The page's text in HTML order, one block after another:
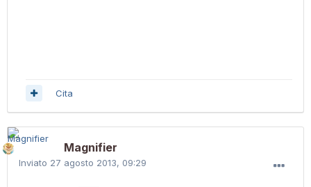
Cita
Magnifier
Inviato 27 agosto 2013, 09:29